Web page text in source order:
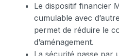
Le dispositif financier
cumulable avec
permet de réduire le
d’aménagement.
La sécurité passe par